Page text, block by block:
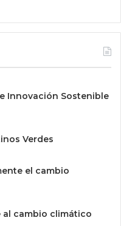
Innovación Sostenible
Verdes
el cambio
al cambio climático